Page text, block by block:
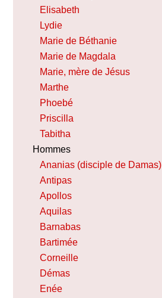
Elisabeth
Lydie
Marie de Béthanie
Marie de Magdala
Marie, mère de Jésus
Marthe
Phoebé
Priscilla
Tabitha
Hommes
Ananias (disciple de Damas)
Antipas
Apollos
Aquilas
Barnabas
Bartimée
Corneille
Démas
Enée